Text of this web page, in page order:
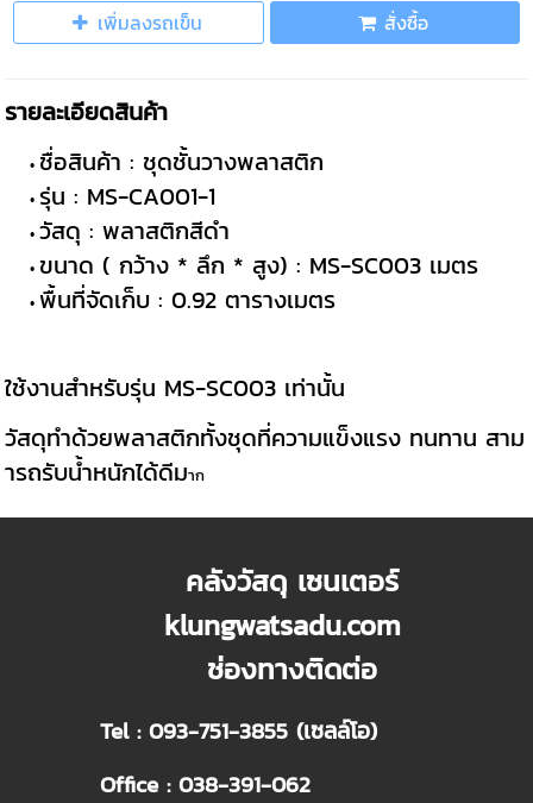
เพิ่มลงรถเข็น สั่งซื้อ
รายละเอียดสินค้า
ชื่อสินค้า : ชุดชั้นวางพลาสติก
รุ่น : MS-CA001-1
วัสดุ : พลาสติกสีดำ
ขนาด ( กว้าง * ลึก * สูง) : MS-SC003 เมตร
พื้นที่จัดเก็บ : 0.92 ตารางเมตร
ใช้งานสำหรับรุ่น MS-SC003 เท่านั้น
วัสดุทำด้วยพลาสติกทั้งชุดที่ความแข็งแรง ทนทาน สาม
ารถรับน้ำหนักได้ดีมาก
คลังวัสดุ เซนเตอร์
klungwatsadu.com
ช่องทางติดต่อ
Tel : 093-751-3855 (เซลล์โอ)
Office : 038-391-062